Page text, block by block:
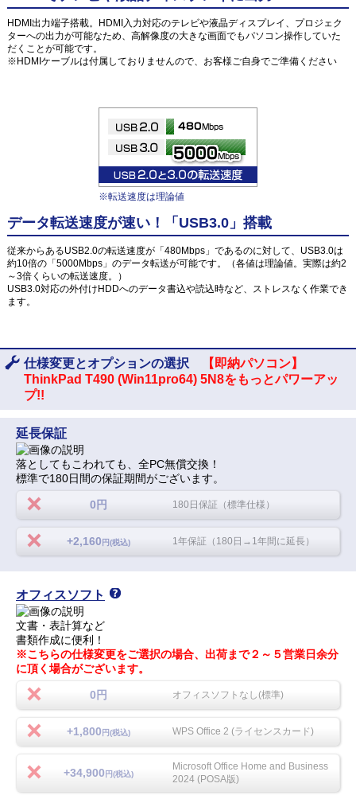
HDMI出力端子搭載。HDMI入力対応のテレビや液晶ディスプレイ、プロジェク
ターへの出力が可能なため、高解像度の大きな画面でもパソコン操作していた
だくことが可能です。
※HDMIケーブルは付属しておりませんので、お客様ご自身でご準備ください
※転送速度は理論値
データ転送速度が速い！「USB3.0」搭載
従来からあるUSB2.0の転送速度が「480Mbps」であるのに対して、USB3.0は
約10倍の「5000Mbps」のデータ転送が可能です。（各値は理論値。実際は約2
～3倍くらいの転送速度。）
USB3.0対応の外付けHDDへのデータ書込や読込時など、ストレスなく作業でき
ます。
仕様変更とオプションの選択
【即納パソコン】
ThinkPad T490 (Win11pro64) 5N8をもっとパワーアッ
プ!!
延長保証
落としてもこわれても、全PC無償交換！
標準で180日間の保証期間がございます。
0円 180日保証（標準仕様）
+2,160 円(税込) 1年保証（180日→1年間に延長）
オフィスソフト
文書・表計算など
書類作成に便利！
※こちらの仕様変更をご選択の場合、出荷まで２～５営業日余分
に頂く場合がございます。
0円 オフィスソフトなし(標準)
+1,800 円(税込) WPS Office 2 (ライセンスカード)
+34,900 円(税込)
Microsoft Office Home and Business
2024 (POSA版)